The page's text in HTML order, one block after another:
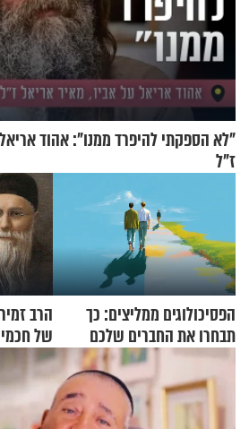
"לא הספקתי להיפרד ממנו": אהוד
ז"ל
הפסיכולוגים ממליצים: כך
תבחרו את החברים שלכם
בחיים
הרב
של